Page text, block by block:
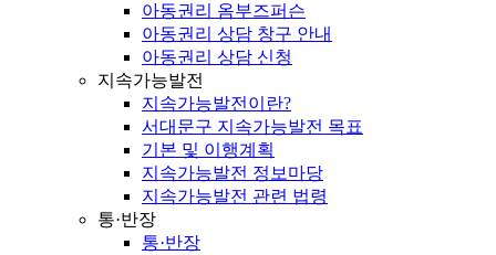
아동권리 옴부즈퍼슨
아동권리 상담 창구 안내
아동권리 상담 신청
지속가능발전
지속가능발전이란?
서대문구 지속가능발전 목표
기본 및 이행계획
지속가능발전 정보마당
지속가능발전 관련 법령
통·반장
통·반장